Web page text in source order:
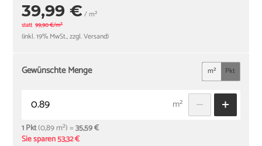
39,99 €/ m²
statt 99,90 €/m²
(inkl. 19% MwSt., zzgl. Versand)
Gewünschte Menge m² Pkt
m²
1 Pkt(0,89 m²) =35,59 €
Sie sparen 53,32 €